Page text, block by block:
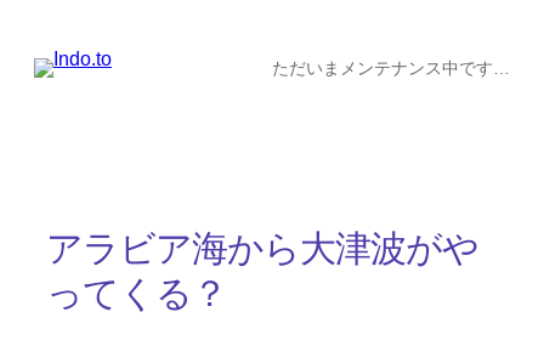
ただいまメンテナンス中です…
アラビア海から大津波がや
ってくる？